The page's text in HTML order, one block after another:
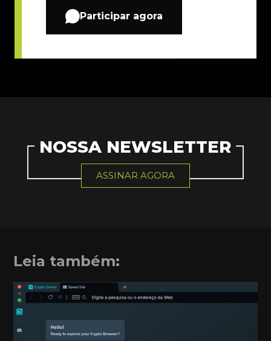
Participar agora
NOSSA NEWSLETTER
ASSINAR AGORA
Leia também: